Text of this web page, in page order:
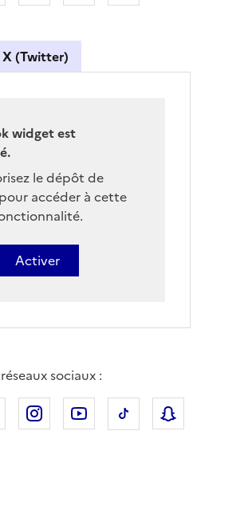
X (Twitter)
widget est
le dépôt de
accéder à cette
Activer
Facebook
sociaux :